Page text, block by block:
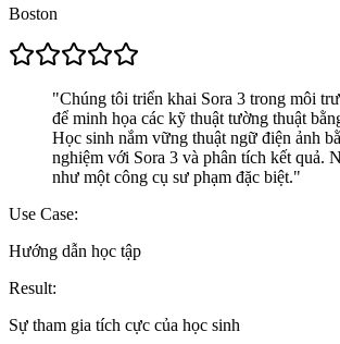
Boston
"Chúng tôi triển khai Sora 3 trong môi
để minh họa các kỹ thuật tường thuật
Học sinh nắm vững thuật ngữ điện ảnh
nghiệm với Sora 3 và phân tích kết quả.
như một công cụ sư phạm đặc biệt."
Use Case:
Hướng dẫn học tập
Result:
Sự tham gia tích cực của học sinh